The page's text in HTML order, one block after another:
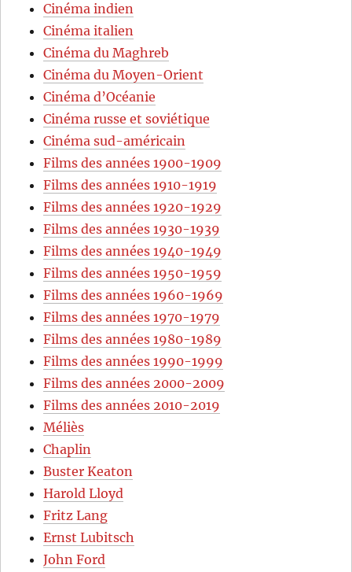
Cinéma indien
Cinéma italien
Cinéma du Maghreb
Cinéma du Moyen-Orient
Cinéma d’Océanie
Cinéma russe et soviétique
Cinéma sud-américain
Films des années 1900-1909
Films des années 1910-1919
Films des années 1920-1929
Films des années 1930-1939
Films des années 1940-1949
Films des années 1950-1959
Films des années 1960-1969
Films des années 1970-1979
Films des années 1980-1989
Films des années 1990-1999
Films des années 2000-2009
Films des années 2010-2019
Méliès
Chaplin
Buster Keaton
Harold Lloyd
Fritz Lang
Ernst Lubitsch
John Ford